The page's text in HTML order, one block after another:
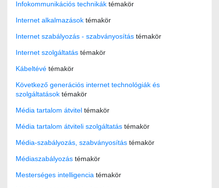
Infokommunikációs technikák témakör
Internet alkalmazások témakör
Internet szabályozás - szabványosítás témakör
Internet szolgáltatás témakör
Kábeltévé témakör
Következő generációs internet technológiák és
szolgáltatások témakör
Média tartalom átvitel témakör
Média tartalom átviteli szolgáltatás témakör
Média-szabályozás, szabványosítás témakör
Médiaszabályozás témakör
Mesterséges intelligencia témakör